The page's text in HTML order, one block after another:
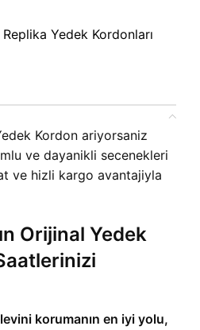
Replika Yedek Kordonları
Kordon ariyorsaniz
ve dayanikli secenekleri
ve hizli kargo avantajiyla
Orijinal Yedek
korumanın en iyi yolu,